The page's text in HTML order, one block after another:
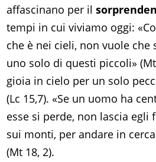
affascinano per il
tempi in cui viviamo oggi:
che è nei cieli, non vuole che
uno solo di questi piccoli» (Mt
gioia in cielo per un solo
(Lc 15,7). «Se un uomo ha
esse si perde, non lascia egli
sui monti, per andare in
(Mt 18, 2).